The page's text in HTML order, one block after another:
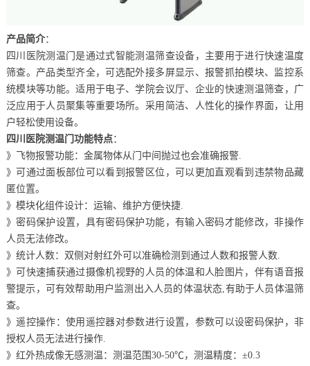
产品简介：
四川医院测温门是通过式智能测温筛查设备，主要用于进行快速温度
筛查。产品类型齐全，可选配外接多屏显示、报警抓拍模块、监控系
统模块等功能。适用于电子、学院会议厅、企业的快速测温筛查，广
泛应用于人员聚集等重要场所。采用简洁、人性化的操作界面，让用
户轻松使用设备。
四川医院测温门功能特点：
》飞物报警功能：金属物体从门中间抛过也会准确报警.
》可通过面板部位可以看到报警区位，可以更加直观看到违禁物品藏
匿位置。
》模块化组件设计：运输、维护方便快捷.
》密码保护设置，具有密码保护功能，有输入密码才能修改，非操作
人员无法修改。
》统计人数：双侧对射红外可以准确检测到通过人数和报警人数.
》可快速捕获通过摄像机视野的人员的体温和人脸图片，伴有语音报
警提示，可有效帮助用户监测出入人员的体温状态,有助于人员体温筛
查。
》遥控操作：使用遥控器对参数进行设置，参数可以设密码保护，非
授权人员无法进行操作.
》红外热成像无感测温：测温范围30-50℃，测温精度：±0.3